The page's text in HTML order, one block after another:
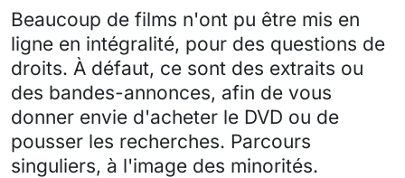
Beaucoup de films n'ont pu être mis en
ligne en intégralité, pour des questions de
droits. À défaut, ce sont des extraits ou
des bandes-annonces, afin de vous
donner envie d'acheter le DVD ou de
pousser les recherches. Parcours
singuliers, à l'image des minorités.